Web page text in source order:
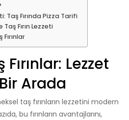
Taş Fırında Pizza Tarifi
Taş Fırın Lezzeti
Fırınlar
Lezzet
Arada
taş fırınların lezzetini modern
bu fırınların avantajlarını,